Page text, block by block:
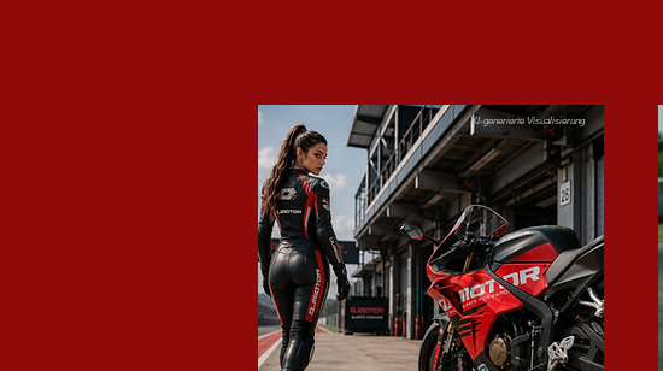
KI-generierte Visualisierung